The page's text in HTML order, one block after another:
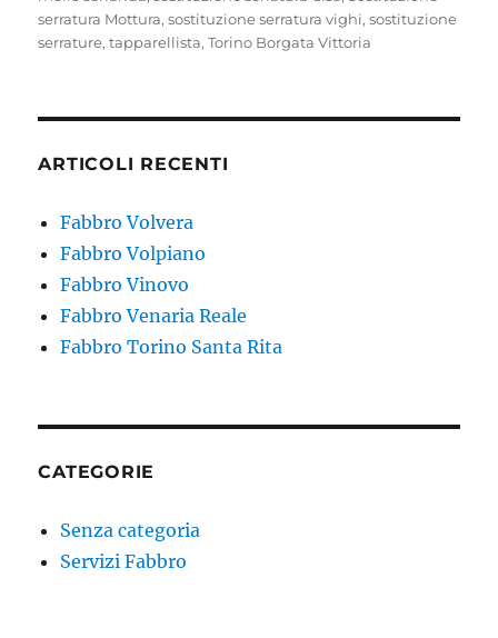
serratura Mottura,sostituzione serratura vighi,sostituzione
serrature,tapparellista,Torino Borgata Vittoria
ARTICOLI RECENTI
Fabbro Volvera
Fabbro Volpiano
Fabbro Vinovo
Fabbro Venaria Reale
Fabbro Torino Santa Rita
CATEGORIE
Senza categoria
Servizi Fabbro